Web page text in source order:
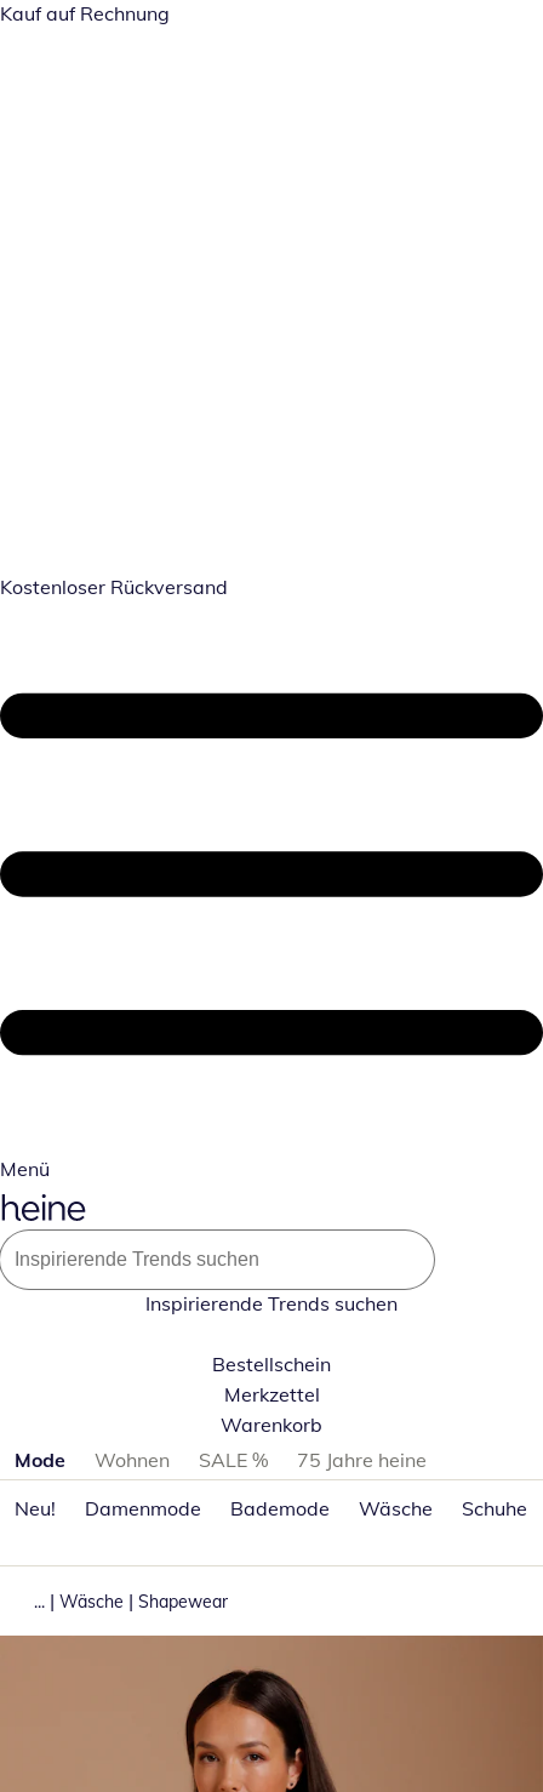
Kauf auf Rechnung
Kostenloser Rückversand
Menü
Inspirierende Trends suchen
Bestellschein
Merkzettel
Warenkorb
Produktkategorien überspringen
Mode Wohnen SALE %
75 Jahre heine
Neu!
Damenmode Bademode Wäsche Schuhe
... | Wäsche | Shapewear